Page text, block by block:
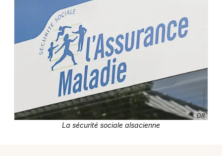
Artistes en tournée
Actualités
Magazine
DR
La sécurité sociale alsacienne